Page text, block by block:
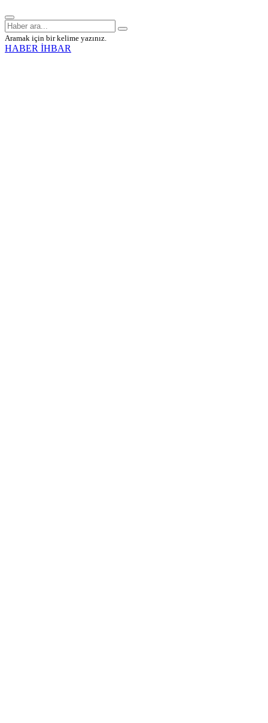
Aramak için bir kelime yazınız.
HABER İHBAR